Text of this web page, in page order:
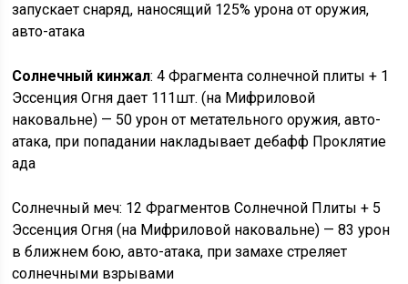
запускает снаряд, наносящий 125% урона от оружия,
авто-атака
Солнечный кинжал: 4 Фрагмента солнечной плиты + 1
Эссенция Огня дает 111шт. (на Мифриловой
наковальне) — 50 урон от метательного оружия, авто-
атака, при попадании накладывает дебафф Проклятие
ада
Солнечный меч: 12 Фрагментов Солнечной Плиты + 5
Эссенция Огня (на Мифриловой наковальне) — 83 урон
в ближнем бою, авто-атака, при замахе стреляет
солнечными взрывами